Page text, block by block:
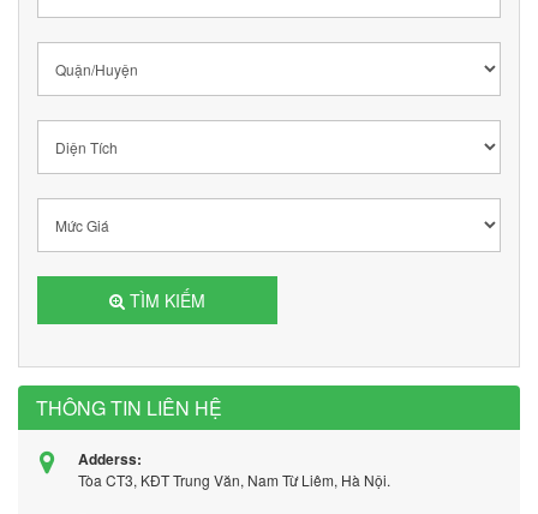
TÌM KIẾM
THÔNG TIN LIÊN HỆ
Adderss:
Tòa CT3, KĐT Trung Văn, Nam Từ Liêm, Hà Nội.